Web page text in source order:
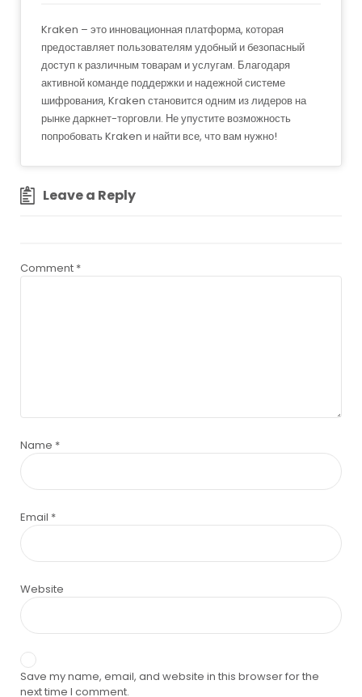
Kraken – это инновационная платформа, которая
предоставляет пользователям удобный и безопасный
доступ к различным товарам и услугам. Благодаря
активной команде поддержки и надежной системе
шифрования, Kraken становится одним из лидеров на
рынке даркнет-торговли. Не упустите возможность
попробовать Kraken и найти все, что вам нужно!
Leave a Reply
Comment *
Name *
Email *
Website
Save my name, email, and website in this browser for the
next time I comment.